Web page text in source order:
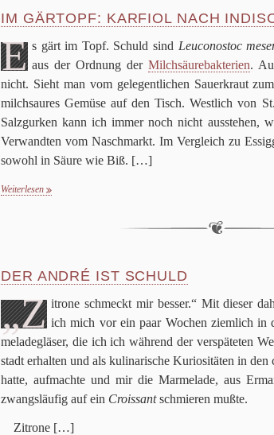
IM GÄRTOPF: KARFIOL NACH
E s gärt im Topf. Schuld sind Leu­co­no­stoc
aus der Ord­nung der Milch­säu­re­bak­te­rien.
nicht. Sieht man vom gele­gent­li­chen Sau­er­kraut
milch­sau­res Gemüse auf den Tisch. West­lich von
Salz­gur­ken kann ich immer noch nicht aus­ste­hen,
Ver­wand­ten vom Nasch­markt. Im Ver­gleich zu
sowohl in Säure wie Biß. […]
Weiterlesen
DER ANDRÉ IST SCHULD
„Z itrone schmeckt mir bes­ser.“Mit die­ser
ich mich vor ein paar Wochen ziem­lich in
me­la­de­glä­ser, die ich ich wäh­rend der ver­spä­te­ten
stadt erhal­ten und als kuli­na­ri­sche Kurio­si­tä­ten in
hatte, auf­machte und mir die Mar­me­lade, aus
zwangs­läu­fig auf ein Crois­santschmie­ren mußte.
Zitrone […]